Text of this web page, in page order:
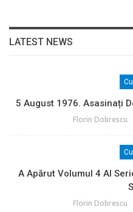
LATEST NEWS
5 August 1976. Asasinați
Florin Dobrescu
A Apărut Volumul 4 Al
Florin Dobrescu